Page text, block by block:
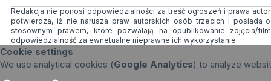
Redakcja nie ponosi odpowiedzialności za treść ogłoszeń i prawa
potwierdza, iż nie narusza praw autorskich osób trzecich i posiada
stosownym prawem, które pozwalają na opublikowanie zdjęcia/
odpowiedzialność za ewnetualne nieprawne ich wykorzystanie.
Cookie settings
We use analytical cookies (Google Analytics) to analyze